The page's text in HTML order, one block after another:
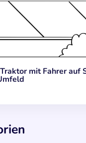
mit Fahrer auf